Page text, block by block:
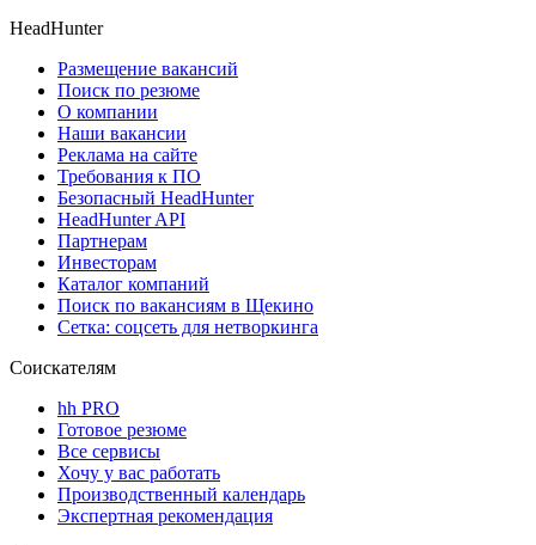
HeadHunter
Размещение вакансий
Поиск по резюме
О компании
Наши вакансии
Реклама на сайте
Требования к ПО
Безопасный HeadHunter
HeadHunter API
Партнерам
Инвесторам
Каталог компаний
Поиск по вакансиям в Щекино
Сетка: соцсеть для нетворкинга
Соискателям
hh PRO
Готовое резюме
Все сервисы
Хочу у вас работать
Производственный календарь
Экспертная рекомендация